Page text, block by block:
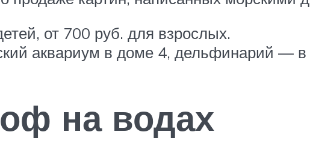
от 700 руб. для взрослых.
аквариум в доме 4, дельфинарий —
на водах